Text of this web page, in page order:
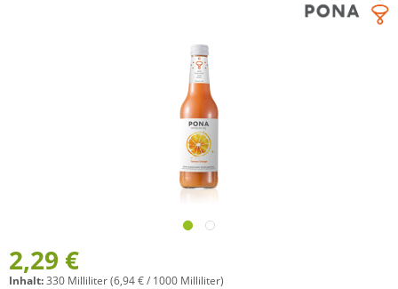
2,29 €
Inhalt:330 Milliliter (6,94 € / 1000 Milliliter)